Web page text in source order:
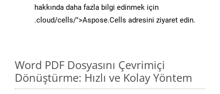
hakkında daha fazla bilgi edinmek için
.cloud/cells/">Aspose.Cells adresini ziyaret edin.
Word PDF Dosyasını Çevrimiçi
Dönüştürme: Hızlı ve Kolay Yöntem